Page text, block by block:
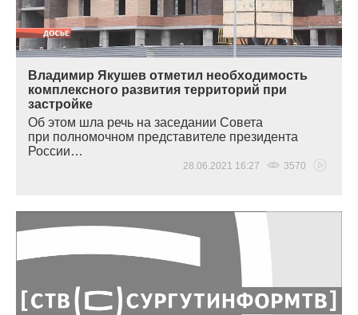
Владимир Якушев отметил необходимость
комплексного развития территорий при
застройке
Об этом шла речь на заседании Совета
при полномочном представителе президента
России…
28.06.2021 16:27 3570